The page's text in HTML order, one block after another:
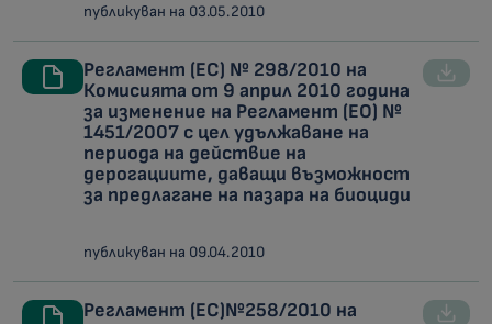
публикуван на 03.05.2010
Регламент (ЕС) № 298/2010 на
Комисията от 9 април 2010 година
за изменение на Регламент (ЕО) №
1451/2007 с цел удължаване на
периода на действие на
дерогациите, даващи възможност
за предлагане на пазара на биоциди
публикуван на 09.04.2010
Регламент (ЕС)№258/2010 на